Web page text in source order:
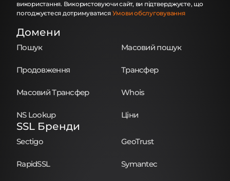
використання. Використовуючи сайт, ви підтверджуєте, що
погоджуєтеся дотримуватися Умови обслуговування
Домени
Пошук Масовий пошук
Продовження Трансфер
Масовий Трансфер Whois
NS Lookup Ціни
SSL Бренди
Sectigo GeoTrust
RapidSSL Symantec